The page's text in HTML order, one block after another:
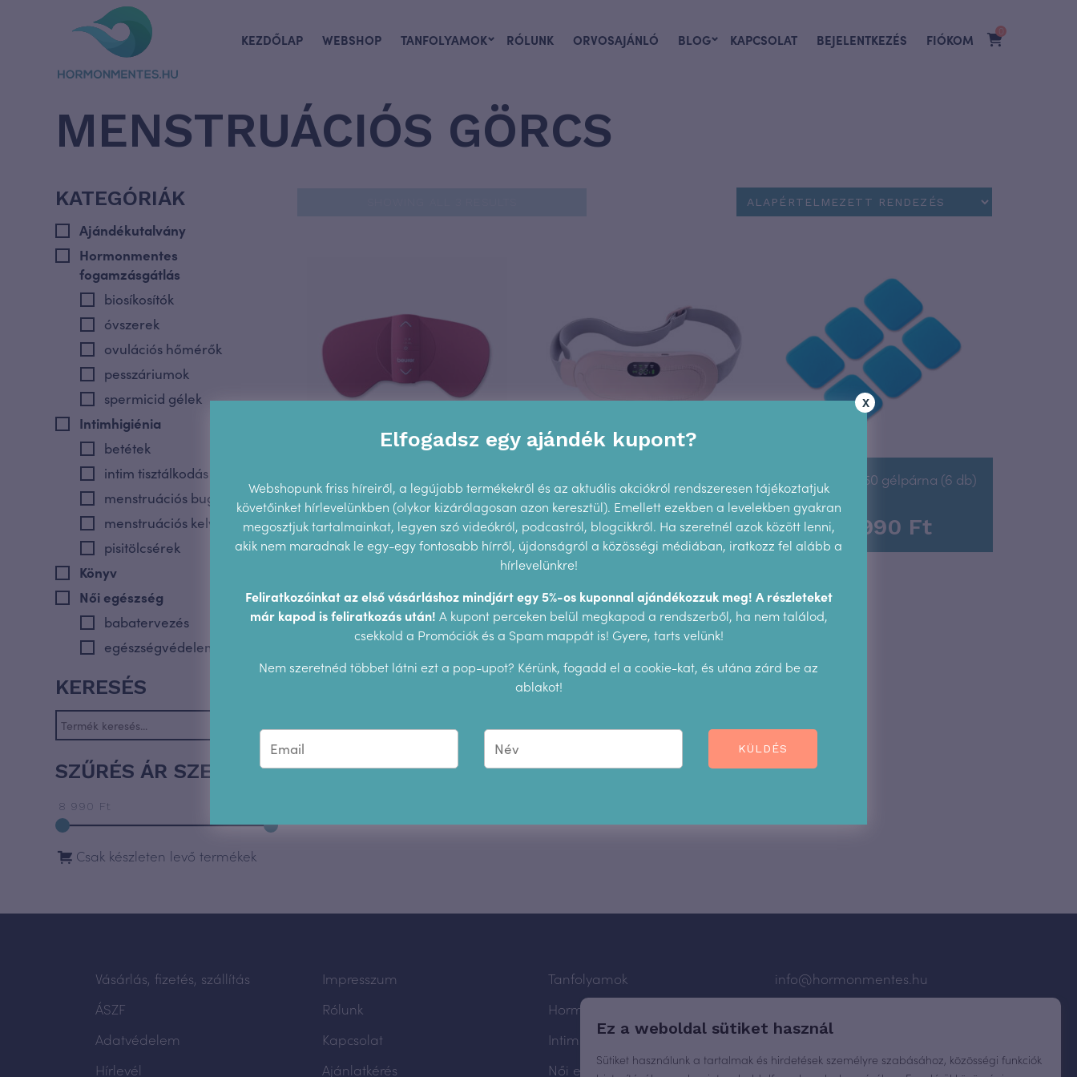
KEZDŐLAP WEBSHOP TANFOLYAMOK RÓLUNK ORVOSAJÁNLÓ BLOG KAPCSOLAT BEJELENTKEZÉS FIÓKOM
0
MENSTRUÁCIÓS GÖRCS
KATEGÓRIÁK
Ajándékutalvány
Hormonmentes
fogamzásgátlás
biosíkosítók
óvszerek
ovulációs hőmérők
pesszáriumok
spermicid gélek
Intimhigiénia
betétek
intim tisztálkodás
menstruációs bugyik
menstruációs kelyhek
pisitölcsérek
Könyv
Női egészség
babatervezés
egészségvédelem
hüvelytágítók
Szexuális nevelés és edukáció
Tanfolyam
KERESÉS
SZŰRÉS ÁR SZERINT
8 990 Ft
Csak készleten levő termékek
Beurer EM 50 – menstruációs
görcs és fájdalom ellen
26.990Ft
EMS menstruációs
masszírozó öv
9.990Ft
Beurer EM 50 gélpárna (6 db)
8.990 Ft
X
Elfogadsz egy ajándék kupont?
Webshopunk friss híreiről, a legújabb termékekről és az aktuális akciókról rendszeresen tájékoztatjuk
követőinket hírlevelünkben (olykor kizárólagosan azon keresztül). Emellett ezekben a levelekben gyakran
megosztjuk tartalmainkat, legyen szó videókról, podcastról, blogcikkről. Ha szeretnél azok között lenni,
akik nem maradnak le egy-egy fontosabb hírről, újdonságról a közösségi médiában, iratkozz fel alább a
hírlevelünkre!
Feliratkozóinkat az első vásárláshoz mindjárt egy 5%-os kuponnal ajándékozzuk meg! A részleteket
már kapod is feliratkozás után! A kupont perceken belül megkapod a rendszerből, ha nem találod,
csekkold a Promóciók és a Spam mappát is! Gyere, tarts velünk!
Nem szeretnéd többet látni ezt a pop-upot? Kérünk, fogadd el a cookie-kat, és utána zárd be az
ablakot!
KÜLDÉS
Ez a weboldal sütiket használ
Sütiket használunk a tartalmak és hirdetések személyre szabásához, közösségi funkciók
Vásárlás, fizetés, szállítás
ÁSZF
Adatvédelem
Hírlevél
Impresszum
Rólunk
Kapcsolat
Ajánlatkérés
Tanfolyamok
Hormonmentes fogamzásgátlás
Intimhigiénia
Női egészség
info@hormonmentes.hu